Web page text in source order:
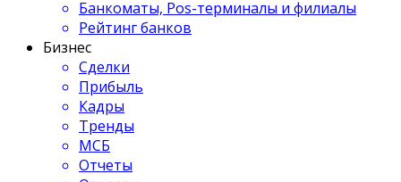
Банкоматы, Pos-терминалы и филиалы
Рейтинг банков
Бизнес
Сделки
Прибыль
Кадры
Тренды
МСБ
Отчеты